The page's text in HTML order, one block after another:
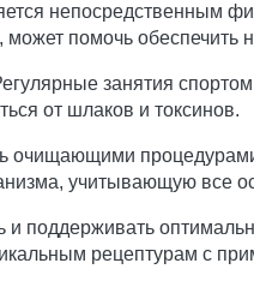
непосредственным
помочь
занятия
от шлаков и токсинов.
учитывающую все
поддерживать
рецептурам с